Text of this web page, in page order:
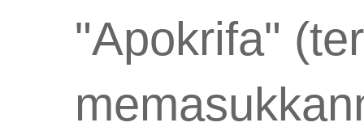
"Apokrifa"